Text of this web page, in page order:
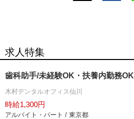
求人特集
歯科助手/未経験OK・扶養内勤務OK
木村デンタルオフィス仙川
時給1,300円
アルバイト・パート / 東京都